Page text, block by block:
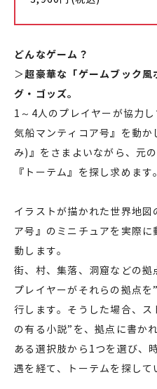
どんなゲーム？
＞超豪華な「ゲームブック
グ・ゴッズ。
1～4人のプレイヤーが協力
気船マンティコア号』を動
み)』をさまよいながら、元
『トーテム』を探し求めます。
イラストが描かれた世界地
ア号』のミニチュアを実際
動します。
街、村、集落、洞窟などの拠
プレイヤーがそれらの拠点
行します。そうした場合、
の有る小説”を、拠点に書か
ある選択肢から1つを選び、
遇を経て、トーテムを探して